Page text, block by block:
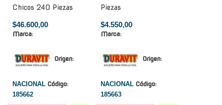
Chicos 240 Piezas
$46.600,00
Marca:
Origen:
NACIONAL Código:
185662
Piezas
$4.550,00
Marca:
Origen:
NACIONAL Código:
185663